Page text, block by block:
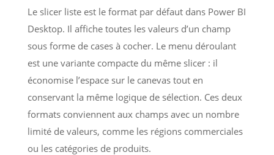
Le slicer liste est le format par défaut dans Power BI
Desktop. Il affiche toutes les valeurs d’un champ
sous forme de cases à cocher. Le menu déroulant
est une variante compacte du même slicer : il
économise l’espace sur le canevas tout en
conservant la même logique de sélection. Ces deux
formats conviennent aux champs avec un nombre
limité de valeurs, comme les régions commerciales
ou les catégories de produits.